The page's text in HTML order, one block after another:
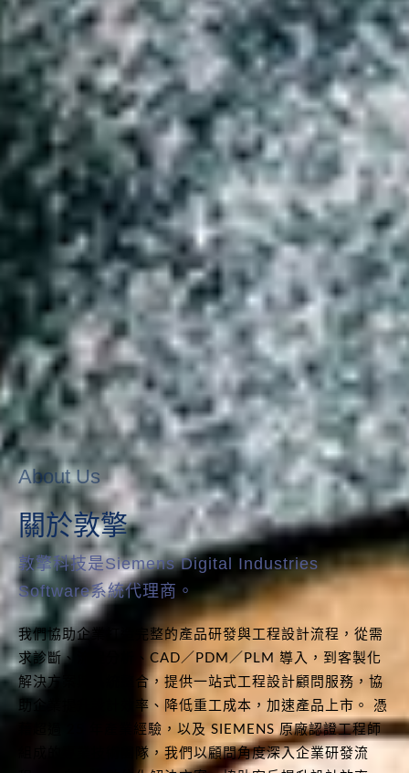
About Us
關於敦擎
敦擎科技是Siemens Digital Industries
Software系統代理商。
我們協助企業打造完整的產品研發與工程設計流程，從需
求診斷、流程分析、CAD／PDM／PLM 導入，到客製化
解決方案與系統整合，提供一站式工程設計顧問服務，協
助企業提升設計效率、降低重工成本，加速產品上市。 憑
藉超過 25 年產業經驗，以及 SIEMENS 原廠認證工程師
組成的專業技術團隊，我們以顧問角度深入企業研發流